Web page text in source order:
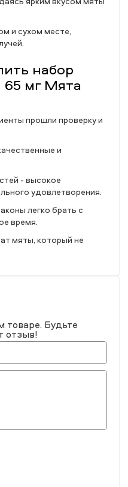
и сухом месте,
набор
65 мг Мята
прошли проверку и
и
- высокое
удовлетворения.
легко брать с
время.
мяты, который не
товаре. Будьте
отзыв!